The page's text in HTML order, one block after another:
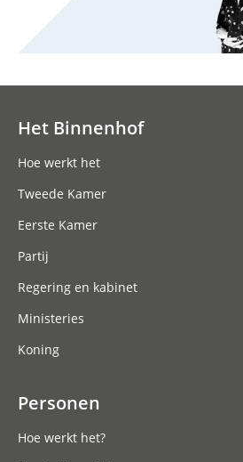
Het Binnenhof
Hoe werkt het
Tweede Kamer
Eerste Kamer
Partij
Regering en kabinet
Ministeries
Koning
Personen
Hoe werkt het?